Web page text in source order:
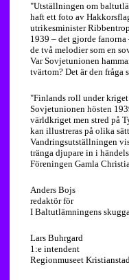
"Utställningen om
haft ett foto av
utrikesminister
1939 – det gjorde
de två melodier som en
Var Sovjetunionen
tvärtom? Det är den fråga
"Finlands roll under
Sovjetunionen hösten
världkriget men stred på
kan illustreras på olika
Vandringsutställningen
tränga djupare in i
Föreningen Gamla
Anders Bojs
redaktör för
I Baltutlämningens
Lars Buhrgard
1:e intendent
Regionmuseet